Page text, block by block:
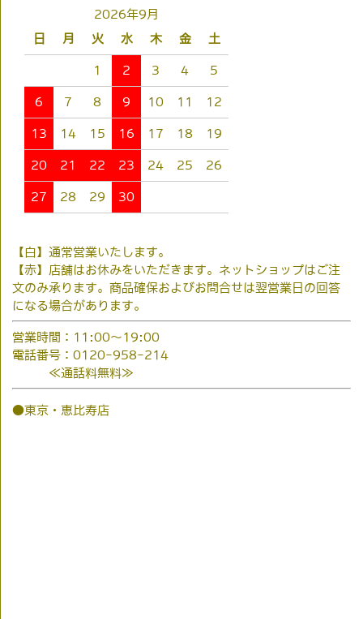
2026年9月
日
月 火 水 木 金 土
1 2 3 4 5
6 7 8 9 10 11 12
13 14 15 16 17 18 19
20 21 22 23 24 25 26
27 28 29 30
【白】通常営業いたします。
【赤】店舗はお休みをいただきます。ネットショップはご注
文のみ承ります。商品確保およびお問合せは翌営業日の回答
になる場合があります。
営業時間：11:00～19:00
電話番号：0120-958-214
≪通話料無料≫
●東京・恵比寿店